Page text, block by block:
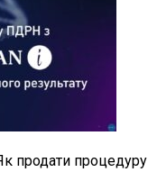
продати процедуру